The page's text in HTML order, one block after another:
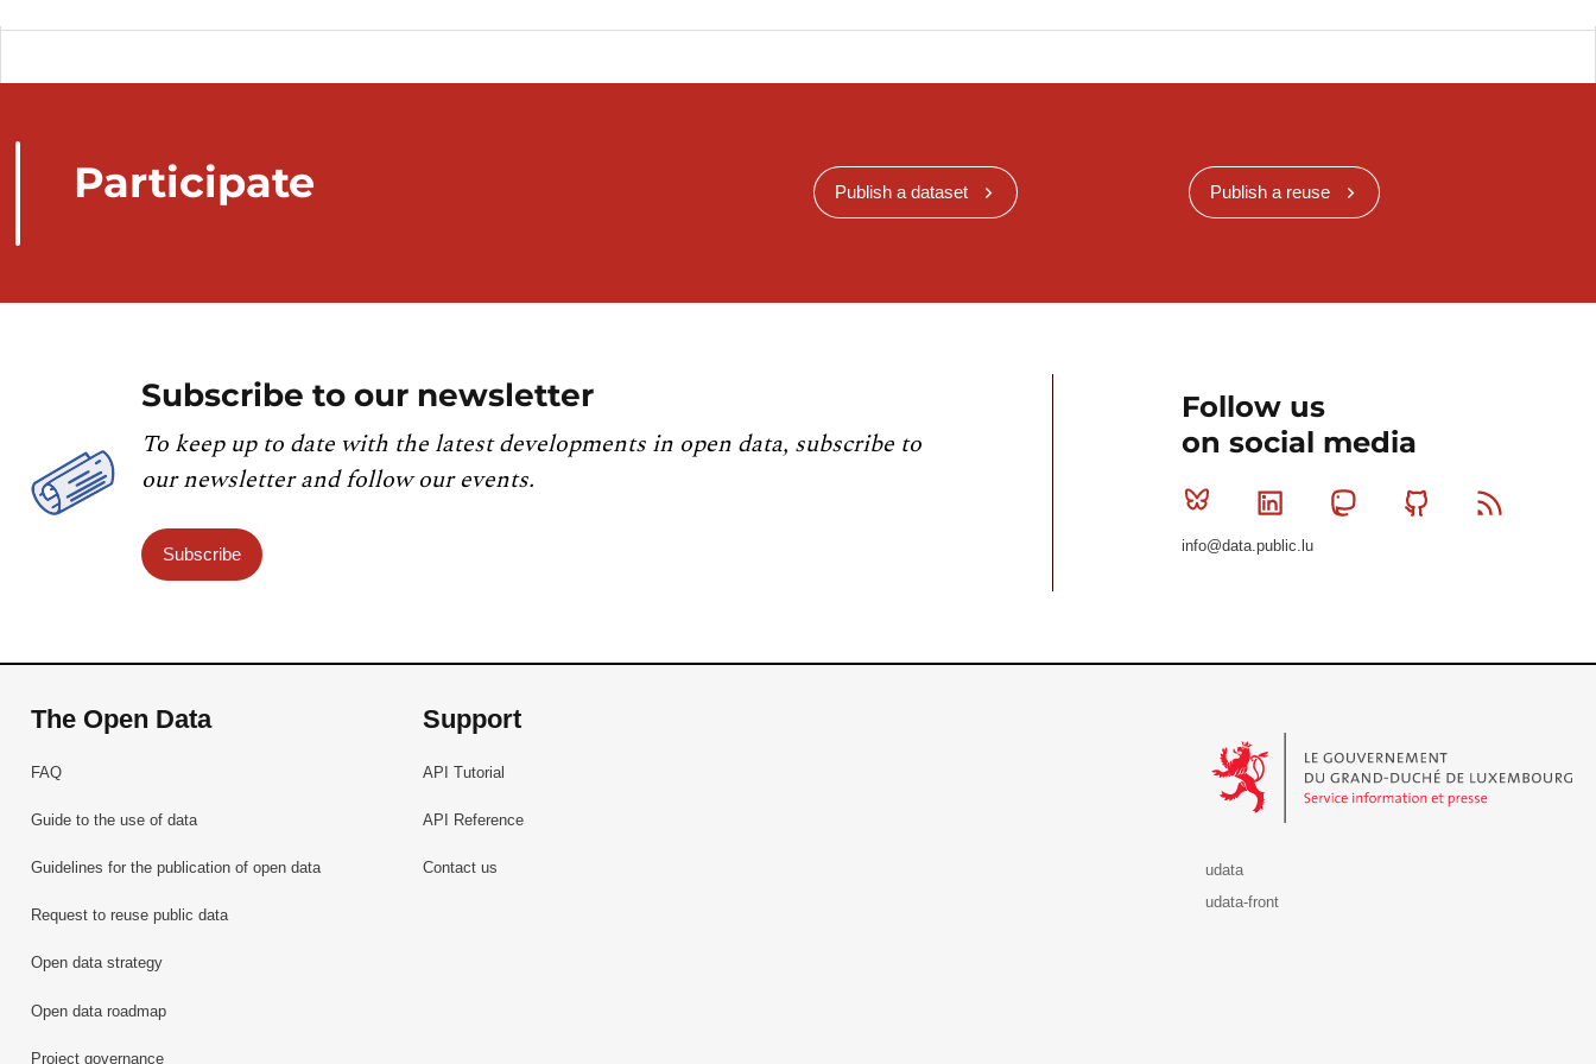
Participate Publish a dataset Publish a reuse
Subscribe to our newsletter
To keep up to date with the latest developments in open data, subscribe to
our newsletter and follow our events.
Subscribe
Follow us
on social media
Bluesky Linkedin MastodonGithub
info@data.public.lu
The Open Data
FAQ
Guide to the use of data
Guidelines for the publication of open data
Request to reuse public data
Open data strategy
Open data roadmap
Project governance
Support
API Tutorial
API Reference
Contact us
udata
udata-front